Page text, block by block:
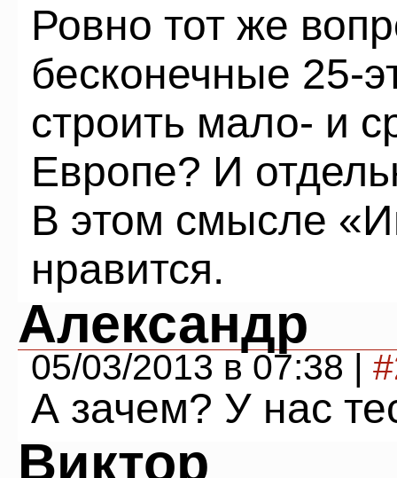
Ровно тот же
бесконечные 25-
строить мало- и
Европе? И
В этом смысле
нравится.
Александр
05/03/2013 в 07:38 |
А зачем? У нас
Виктор